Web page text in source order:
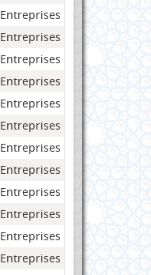
Entreprises
Entreprises
Entreprises
Entreprises
Entreprises
Entreprises
Entreprises
Entreprises
Entreprises
Entreprises
Entreprises
Entreprises